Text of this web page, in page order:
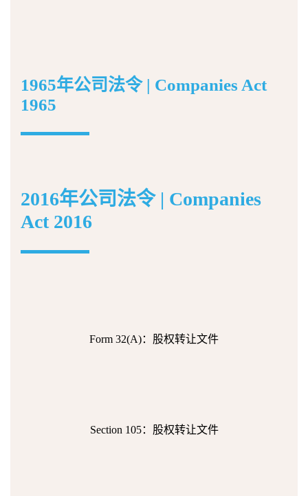
1965年公司法令 | Companies Act
1965
2016年公司法令 | Companies
Act 2016
Form 32(A)：股权转让文件
Section 105：股权转让文件